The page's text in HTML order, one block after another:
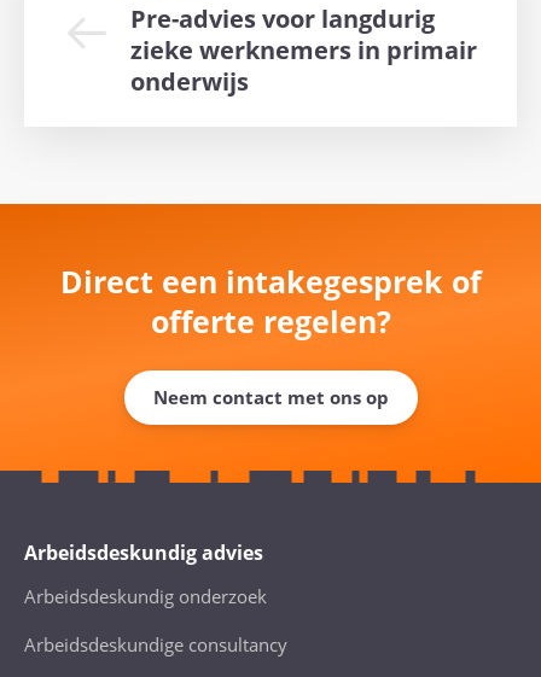
Pre-advies voor langdurig
zieke werknemers in primair
onderwijs
Direct een intakegesprek of
offerte regelen?
Neem contact met ons op
Arbeidsdeskundig advies
Arbeidsdeskundig onderzoek
Arbeidsdeskundige consultancy